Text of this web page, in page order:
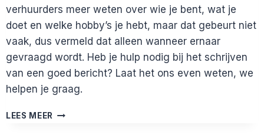
verhuurders meer weten over wie je bent, wat je
doet en welke hobby’s je hebt, maar dat gebeurt niet
vaak, dus vermeld dat alleen wanneer ernaar
gevraagd wordt. Heb je hulp nodig bij het schrijven
van een goed bericht? Laat het ons even weten, we
helpen je graag.
LEES MEER WAT